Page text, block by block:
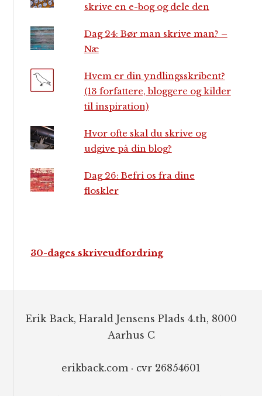
skrive en e-bog og dele den
Dag 24: Bør man skrive man? –
Næ
Hvem er din yndlingsskribent?
(13 forfattere, bloggere og kilder
til inspiration)
Hvor ofte skal du skrive og
udgive på din blog?
Dag 26: Befri os fra dine
floskler
30-dages skriveudfordring
Erik Back, Harald Jensens Plads 4.th, 8000
Aarhus C
erikback.com · cvr 26854601